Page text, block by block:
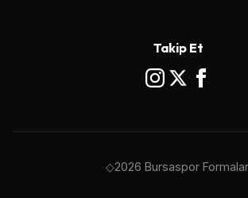
Takip Et
◇2026 Bursaspor